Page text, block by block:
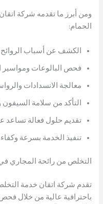
ومن أبرز ما تقدمه شركة
الحمام:
الكشف عن أسباب الروائح
فحص البالوعات ومواسير
معالجة الانسدادات
التأكد من سلامة
تقديم حلول فعالة تساعد
تنفيذ الخدمة بسرعة
التخلص من رائحة المجاري
تقدم شركة اتقان خدمة
باحترافية عالية من خلال